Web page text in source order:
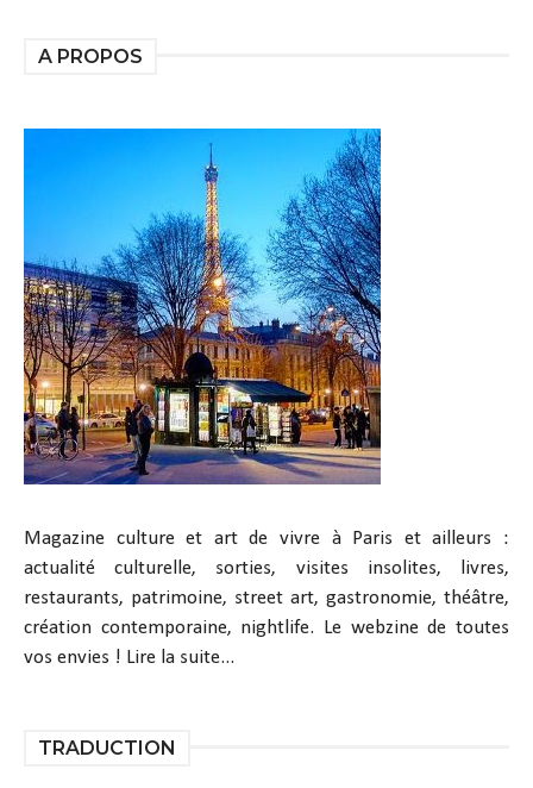
A PROPOS
Magazine culture et art de vivre à Paris et ailleurs :
actualité culturelle, sorties, visites insolites, livres,
restaurants, patrimoine, street art, gastronomie, théâtre,
création contemporaine, nightlife. Le webzine de toutes
vos envies ! Lire la suite...
TRADUCTION